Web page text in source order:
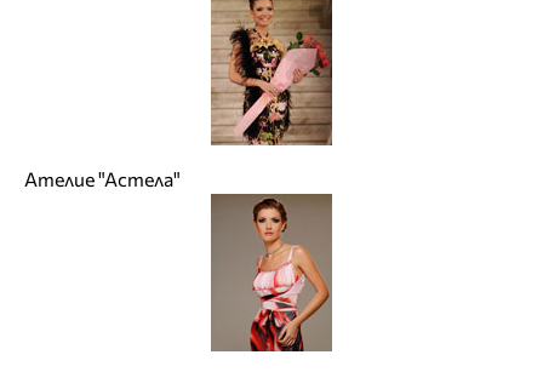
Ателие "Астела"